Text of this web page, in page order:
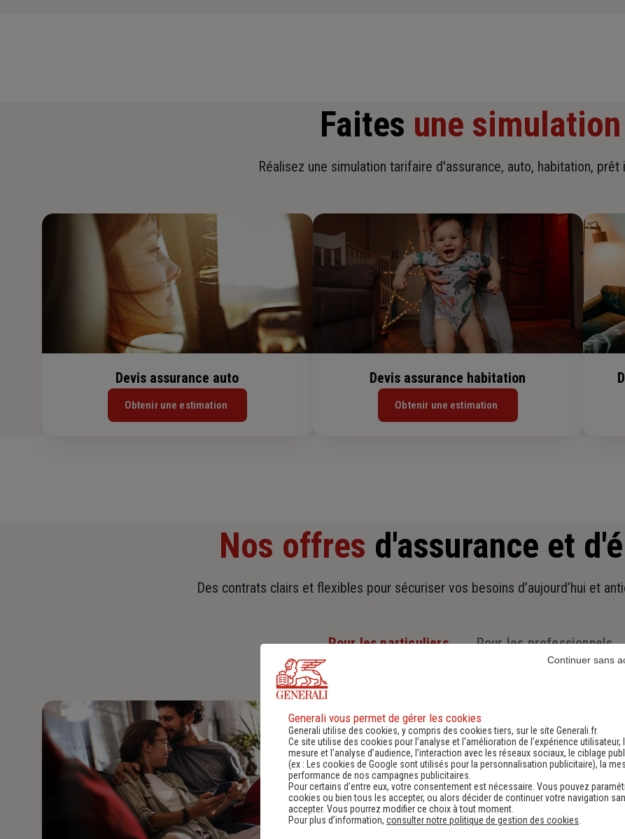
Faites une simulation
Réalisez une simulation tarifaire d'assurance, auto, habitation, prêt
Devis assurance auto
Obtenir une estimation
Devis assurance habitation
Obtenir une estimation
Nos offres d'assurance et
Des contrats clairs et flexibles pour sécuriser vos besoins d’aujourd’hui et
Pour les particuliers Pour les professionnels
Generali vous permet de gérer les cookies
Generali utilise des cookies, y compris des cookies tiers, sur le site Generali.fr.
Ce site utilise des cookies pour l’analyse et l'amélioration de l’expérience utilisateur,
mesure et l’analyse d’audience, l’interaction avec les réseaux sociaux, le ciblage
(ex :
Les cookies de Google sont utilisés pour la personnalisation publicitaire), la
performance de nos campagnes publicitaires.
Pour certains d’entre eux, votre consentement est nécessaire. Vous pouvez
cookies ou bien tous les accepter, ou alors décider de continuer votre navigation
accepter. Vous pourrez modifier ce choix à tout moment.
Pour plus d’information, consulter notre politique de gestion des cookies
Continuer sans